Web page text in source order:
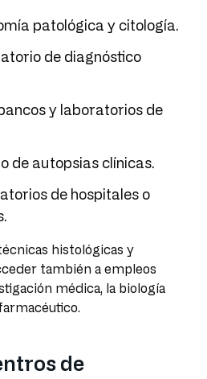
patológica y citología.
de diagnóstico
y laboratorios de
de autopsias clínicas.
de hospitales o
histológicas y
también a empleos
médica, la biología
de